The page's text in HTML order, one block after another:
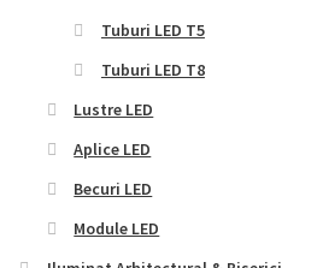
Tuburi LED T5
Tuburi LED T8
Lustre LED
Aplice LED
Becuri LED
Module LED